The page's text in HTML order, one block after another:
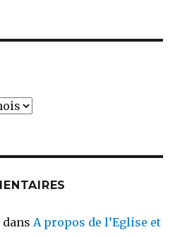
dansA propos de l’Eglise et